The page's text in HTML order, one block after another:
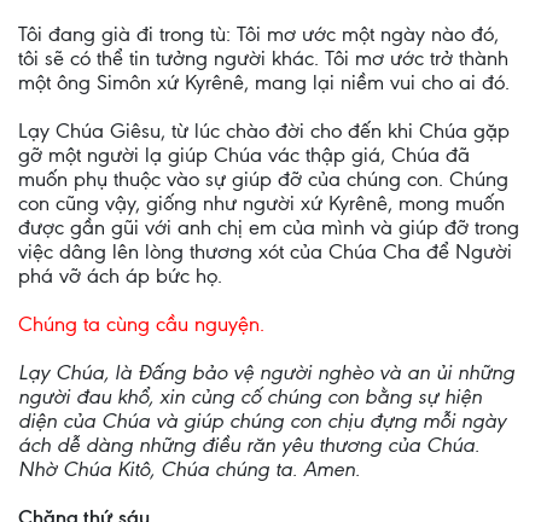
Tôi đang già đi trong tù: Tôi mơ ước một ngày nào đó,
tôi sẽ có thể tin tưởng người khác. Tôi mơ ước trở thành
một ông Simôn xứ Kyrênê, mang lại niềm vui cho ai đó.
Lạy Chúa Giêsu, từ lúc chào đời cho đến khi Chúa gặp
gỡ một người lạ giúp Chúa vác thập giá, Chúa đã
muốn phụ thuộc vào sự giúp đỡ của chúng con. Chúng
con cũng vậy, giống như người xứ Kyrênê, mong muốn
được gần gũi với anh chị em của mình và giúp đỡ trong
việc dâng lên lòng thương xót của Chúa Cha để Người
phá vỡ ách áp bức họ.
Chúng ta cùng cầu nguyện.
Lạy Chúa, là Đấng bảo vệ người nghèo và an ủi những
người đau khổ, xin củng cố chúng con bằng sự hiện
diện của Chúa và giúp chúng con chịu đựng mỗi ngày
ách dễ dàng những điều răn yêu thương của Chúa.
Nhờ Chúa Kitô, Chúa chúng ta. Amen.